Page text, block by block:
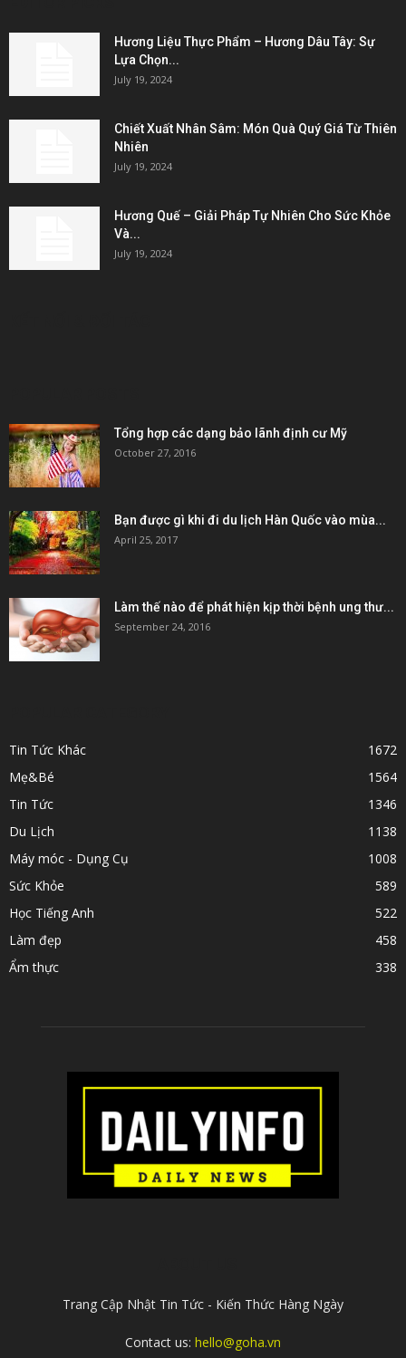
Hương Liệu Thực Phẩm – Hương Dâu Tây: Sự
Lựa Chọn...
July 19, 2024
Chiết Xuất Nhân Sâm: Món Quà Quý Giá Từ Thiên
Nhiên
July 19, 2024
Hương Quế – Giải Pháp Tự Nhiên Cho Sức Khỏe
Và...
July 19, 2024
Tổng hợp các dạng bảo lãnh định cư Mỹ
October 27, 2016
Bạn được gì khi đi du lịch Hàn Quốc vào mùa...
April 25, 2017
Làm thế nào để phát hiện kịp thời bệnh ung thư...
September 24, 2016
Tin Tức Khác
1672
Mẹ&Bé
1564
Tin Tức
1346
Du Lịch
1138
Máy móc - Dụng Cụ
1008
Sức Khỏe
589
Học Tiếng Anh
522
Làm đẹp
458
Ẩm thực
338
Trang Cập Nhật Tin Tức - Kiến Thức Hàng Ngày
Contact us: hello@goha.vn